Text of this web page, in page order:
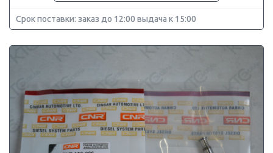
Срок поставки: заказ до 12:00 выдача к 15:00